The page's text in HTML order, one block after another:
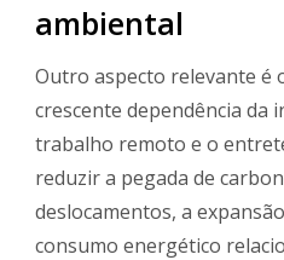
ambiental
Outro aspecto relevante é
crescente dependência da
trabalho remoto e o
reduzir a pegada de
deslocamentos, a
consumo energético